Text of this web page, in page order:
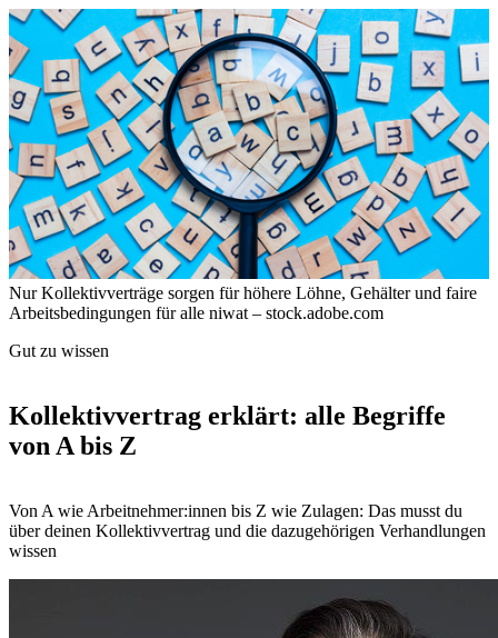
Nur Kollektivverträge sorgen für höhere Löhne, Gehälter und faire
Arbeitsbedingungen für alle niwat – stock.adobe.com
Gut zu wissen
Kollektivvertrag erklärt: alle Begriffe
von A bis Z
Von A wie Arbeitnehmer:innen bis Z wie Zulagen: Das musst du
über deinen Kollektivvertrag und die dazugehörigen Verhandlungen
wissen